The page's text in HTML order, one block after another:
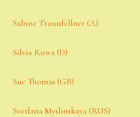
Sabine Traunfellner (A)
Silvia Ruwa (D)
Sue Thomas (GB)
Svetlana Myslinskaya (RUS)